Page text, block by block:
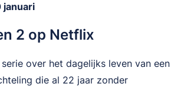
januari
2 op Netflix
over het dagelijks leven van een
die al 22 jaar zonder